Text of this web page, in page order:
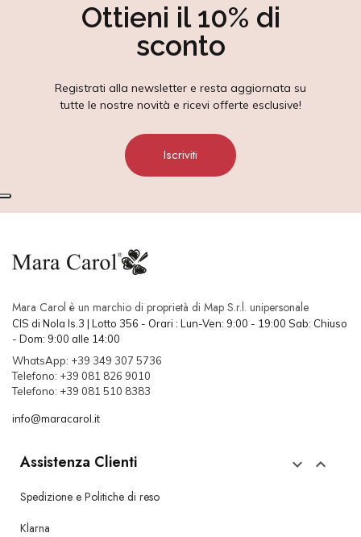
Ottieni il 10% di
sconto
Registrati alla newsletter e resta aggiornata su
tutte le nostre novità e ricevi offerte esclusive!
Iscriviti
Mara Carol è un marchio di proprietà di Map S.r.l. unipersonale
CIS di Nola Is.3 | Lotto 356 - Orari : Lun-Ven: 9:00 - 19:00 Sab: Chiuso
- Dom: 9:00 alle 14:00
WhatsApp: +39 349 307 5736
Telefono: +39 081 826 9010
Telefono: +39 081 510 8383
info@maracarol.it
Assistenza Clienti  
Spedizione e Politiche di reso
Klarna